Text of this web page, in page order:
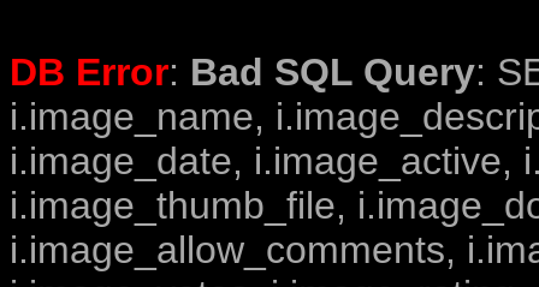
DB Error: Bad SQL Query:
i.image_name,
i.image_date, i.image_active,
i.image_thumb_file,
i.image_allow_comments,